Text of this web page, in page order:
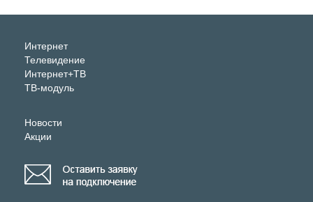
Интернет
Телевидение
Интернет+ТВ
ТВ-модуль
Новости
Акции